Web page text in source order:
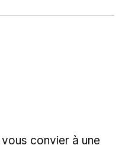
convier à une